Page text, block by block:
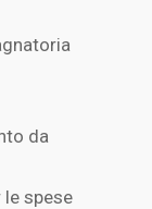
da
le spese